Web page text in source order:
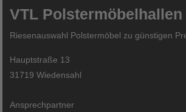
VTL Polstermöbelhallen
Riesenauswahl Polstermöbel zu günstigen
Hauptstraße 13
31719 Wiedensahl
Ansprechpartner